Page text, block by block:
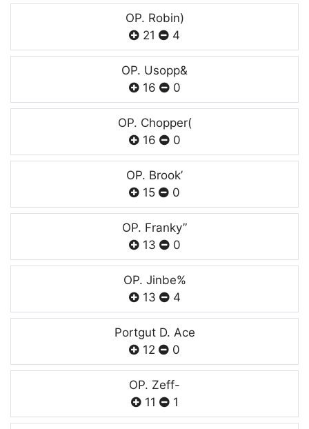
OP. Robin)
21
4
OP. Usopp&
16
0
OP. Chopper(
16
0
OP. Brook’
15
0
OP. Franky”
13
0
OP. Jinbe%
13
4
Portgut D. Ace
12
0
OP. Zeff-
11
1